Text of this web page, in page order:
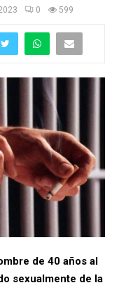
0 599
de 40 años al
sexualmente de la